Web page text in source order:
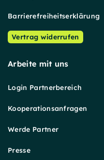
Barrierefreiheitserklärung
Vertrag widerrufen
Arbeite mit uns
Login Partnerbereich
Kooperationsanfragen
Werde Partner
Presse